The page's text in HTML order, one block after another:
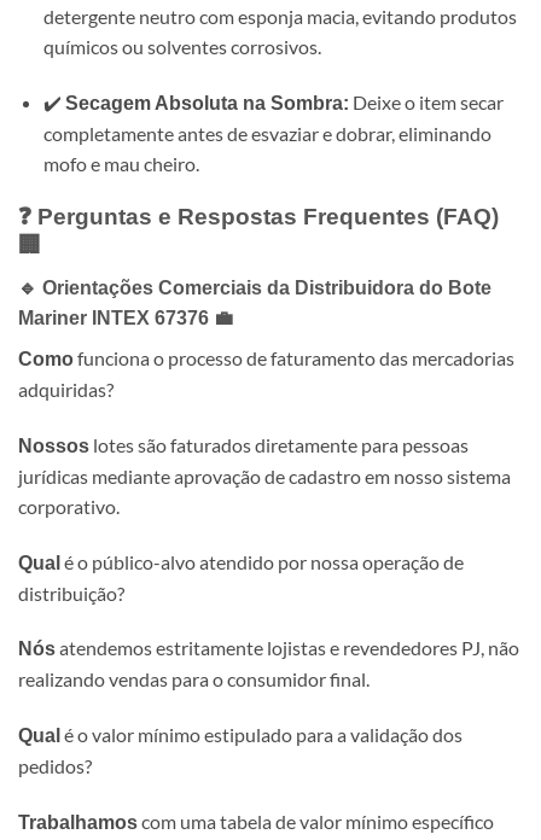
detergente neutro com esponja macia, evitando produtos
químicos ou solventes corrosivos.
✔️ Secagem Absoluta na Sombra: Deixe o item secar
completamente antes de esvaziar e dobrar, eliminando
mofo e mau cheiro.
❓ Perguntas e Respostas Frequentes (FAQ)
🏢
🔹 Orientações Comerciais da Distribuidora do Bote
Mariner INTEX 67376 💼
Comofunciona o processo de faturamento das mercadorias
adquiridas?
Nossos lotes são faturados diretamente para pessoas
jurídicas mediante aprovação de cadastro em nosso sistema
corporativo.
Qual é o público-alvo atendido por nossa operação de
distribuição?
Nósatendemos estritamente lojistas e revendedores PJ, não
realizando vendas para o consumidor final.
Qual é o valor mínimo estipulado para a validação dos
pedidos?
Trabalhamoscom uma tabela de valor mínimo específico